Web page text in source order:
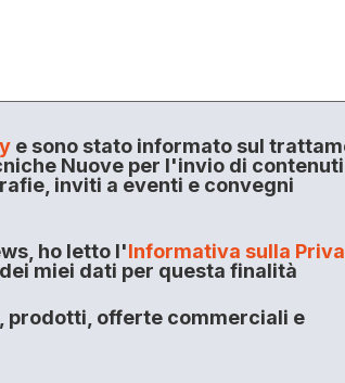
e sono stato informato sul
Nuove per l'invio di contenuti
inviti a eventi e convegni
ho letto l'Informativa sulla
miei dati per questa finalità
prodotti, offerte commerciali e